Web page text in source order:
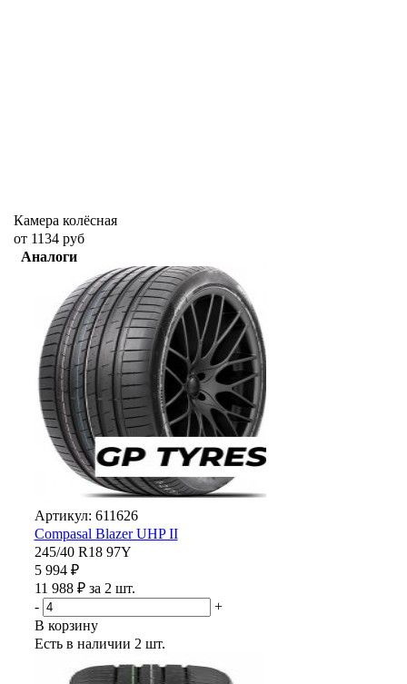
Камера колёсная
от 1134 руб
Аналоги
Артикул: 611626
Compasal Blazer UHP II
245/40 R18 97Y
5 994 ₽
11 988 ₽ за 2 шт.
-
+
В корзину
Есть в наличии 2 шт.